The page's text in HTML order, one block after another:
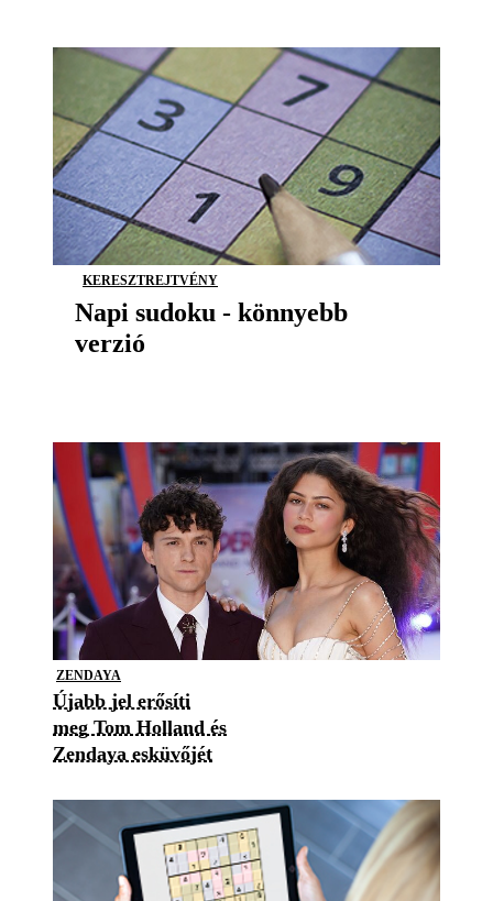
KERESZTREJTVÉNY
Napi sudoku - könnyebb
verzió
ZENDAYA
Újabb jel erősíti
meg Tom Holland és
Zendaya esküvőjét